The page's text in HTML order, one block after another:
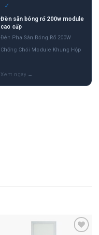
✓
Đèn sân bóng rổ 200w module
cao cấp
Đèn Pha Sân Bóng Rổ 200W
Chống Chói Module Khung Hộp